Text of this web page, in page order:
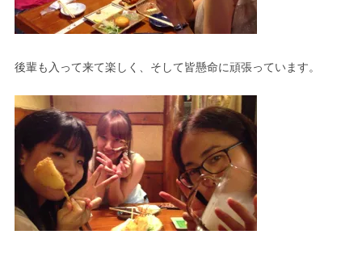
後輩も入って来て楽しく、そして皆懸命に頑張っています。